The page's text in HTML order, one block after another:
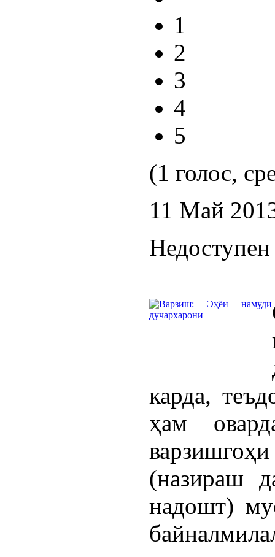
1
2
3
4
5
(1 голос,
11 Май
карда,
ҳам
(назираш
надошт)